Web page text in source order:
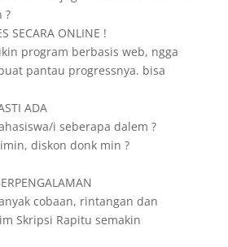
?
SECARA ONLINE !
program berbasis web, ngga
pantau progressnya. bisa
ADA
i seberapa dalem ?
diskon donk min ?
cobaan, rintangan dan
Skripsi Rapitu semakin